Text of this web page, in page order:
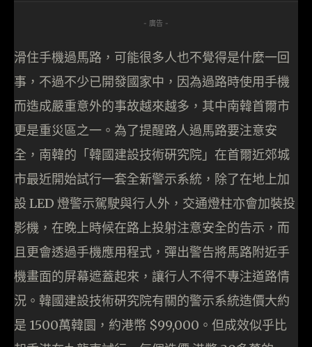
- 廣告 -
滑住手機過馬路，可能很多人也不覺得是什麼一回
事，不過不少已開發國家中，因為過路時使用手機
而造成嚴重意外的事故越來越多，其中南韓首爾市
更是重災區之一。為了提醒路人過馬路要注意安
全，南韓的「韓國建設技術硏究院」在首爾近郊城
市最近開始試行一套全新警示系統，除了在地上加
設 LED 燈警示駕駛與行人外，交通燈柱亦會加裝投
影機，在晚上時候在路上投射注意安全的告示，而
且更會透過手機應用程式，彈出警告將馬路附近手
機畫面的屏幕遮蓋起來，讓行人不得不專注道路情
況。韓國建設技術硏究院有關的警示系統造價大約
是 1500萬韓圜，約港幣 $99,000。但成效似乎比